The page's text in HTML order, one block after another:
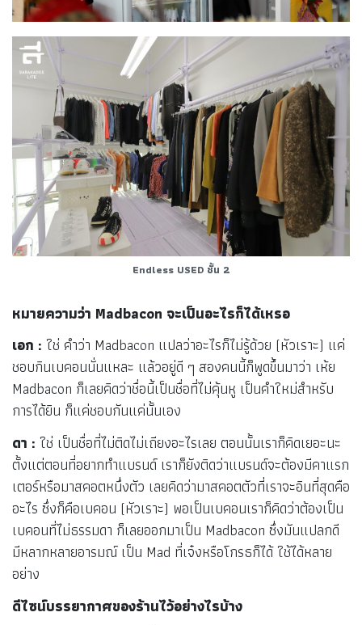
Endless USED ชั้น 2
หมายความว่า Madbacon จะเป็นอะไรก็ได้เหรอ
เอก : ใช่ คำว่า Madbacon แปลว่าอะไรก็ไม่รู้ด้วย (หัวเราะ) แค่
ชอบกินเบคอนนั่นแหละ แล้วอยู่ดี ๆ สองคนนี้ก็พูดขึ้นมาว่า เห้ย
Madbacon ก็เลยคิดว่าชื่อนี้เป็นชื่อที่ไม่คุ้นหู เป็นคำใหม่สำหรับ
การได้ยิน ก็แค่ชอบกันแค่นั้นเอง
ดา : ใช่ เป็นชื่อที่ไม่ติดไม่เถียงอะไรเลย ตอนนั้นเราก็คิดเยอะนะ
ตั้งแต่ตอนที่อยากทำแบรนด์ เราก็ยังติดว่าแบรนด์จะต้องมีคาแรก
เตอร์หรือมาสคอตหนึ่งตัว เลยคิดว่ามาสคอตตัวที่เราจะอินที่สุดคือ
อะไร ซึ่งก็คือเบคอน (หัวเราะ) พอเป็นเบคอนเราก็คิดว่าต้องเป็น
เบคอนที่ไม่ธรรมดา ก็เลยออกมาเป็น Madbacon ซึ่งมันแปลกดี
มีหลากหลายอารมณ์ เป็น Mad ที่เจ๋งหรือโกรธก็ได้ ใช้ได้หลาย
อย่าง
ดีไซน์บรรยากาศของร้านไว้อย่างไรบ้าง